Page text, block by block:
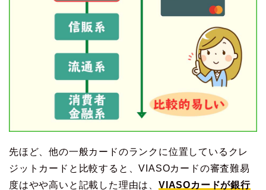
先ほど、他の一般カードのランクに位置しているクレ
ジットカードと比較すると、VIASOカードの審査難易
度はやや高いと記載した理由は、 VIASOカードが銀行